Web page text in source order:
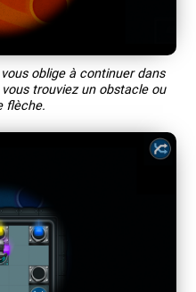
oblige à continuer dans
trouviez un obstacle ou
flèche.